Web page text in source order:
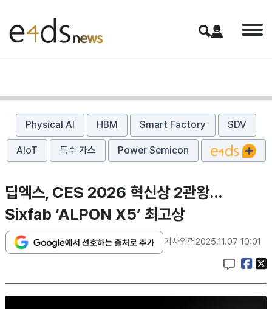
Physical AI HBM Smart Factory SDV
AIoT 특수 가스 Power Semicon
딥엑스, CES 2026 혁신상 2관왕…
Sixfab ‘ALPON X5’ 최고상
기사입력2025.11.07 10:01